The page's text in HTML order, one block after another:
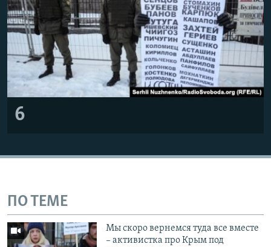
6
ПО ТЕМЕ
Мы скоро вернемся туда все вместе
– активистка про Крым под